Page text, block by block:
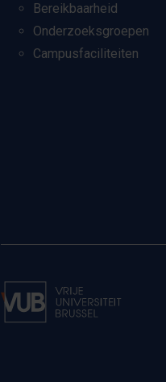
Bereikbaarheid
Onderzoeksgroepen
Campusfaciliteiten